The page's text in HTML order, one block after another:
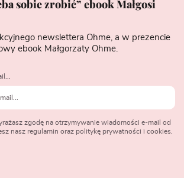
sobie zrobić” ebook Małgosi
newslettera Ohme, a w prezencie
ebook Małgorzaty Ohme.
zgodę na otrzymywanie wiadomości e-mail od
nasz regulamin oraz politykę prywatności i cookies.